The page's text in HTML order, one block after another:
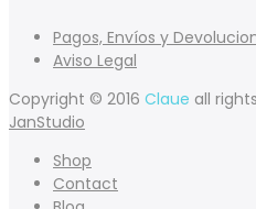
Pagos, Envíos y
Aviso Legal
Copyright © 2016 Claue all
JanStudio
Shop
Contact